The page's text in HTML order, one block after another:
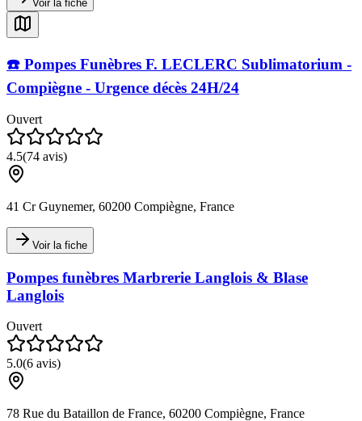
Voir la fiche
☎️ Pompes Funèbres F. LECLERC Sublimatorium -
Compiègne - Urgence décès 24H/24
Ouvert
4.5(74 avis)
41 Cr Guynemer, 60200 Compiègne, France
Voir la fiche
Pompes funèbres Marbrerie Langlois & Blase
Langlois
Ouvert
5.0(6 avis)
78 Rue du Bataillon de France, 60200 Compiègne, France